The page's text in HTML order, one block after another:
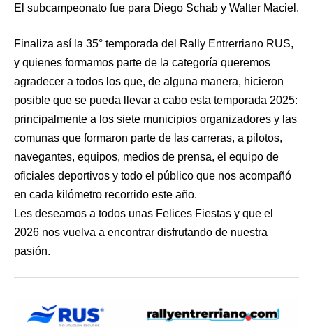
El subcampeonato fue para Diego Schab y Walter Maciel.
Finaliza así la 35° temporada del Rally Entrerriano RUS,
y quienes formamos parte de la categoría queremos
agradecer a todos los que, de alguna manera, hicieron
posible que se pueda llevar a cabo esta temporada 2025:
principalmente a los siete municipios organizadores y las
comunas que formaron parte de las carreras, a pilotos,
navegantes, equipos, medios de prensa, el equipo de
oficiales deportivos y todo el público que nos acompañó
en cada kilómetro recorrido este año.
Les deseamos a todos unas Felices Fiestas y que el
2026 nos vuelva a encontrar disfrutando de nuestra
pasión.